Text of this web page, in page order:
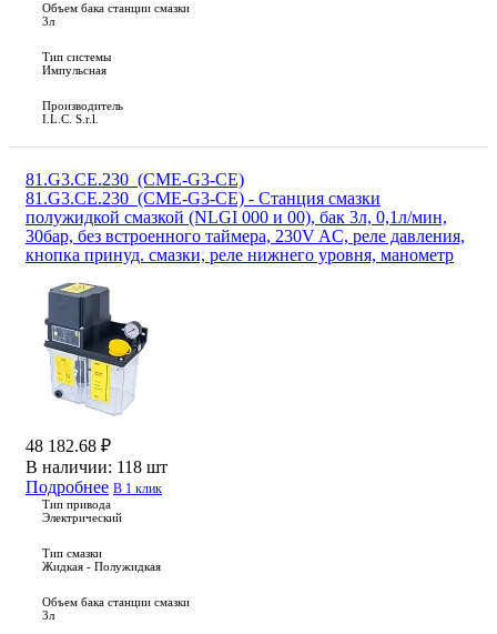
Объем бака станции смазки
3л
Тип системы
Импульсная
Производитель
I.L.C. S.r.l.
81.G3.CE.230_(CME-G3-CE)
81.G3.CE.230_(CME-G3-CE) - Станция смазки
полужидкой смазкой (NLGI 000 и 00), бак 3л, 0,1л/мин,
30бар, без встроенного таймера, 230V AC, реле давления,
кнопка принуд. смазки, реле нижнего уровня, манометр
48 182.68 ₽
В наличии: 118 шт
Подробнее В 1 клик
Тип привода
Электрический
Тип смазки
Жидкая - Полужидкая
Объем бака станции смазки
3л